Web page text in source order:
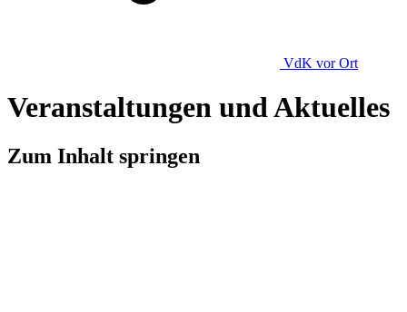
VdK vor Ort
Veranstaltungen und Aktuelles
Zum Inhalt springen